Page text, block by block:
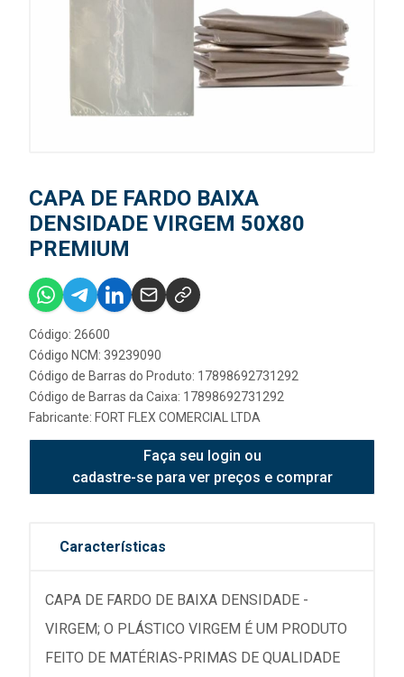
CAPA DE FARDO BAIXA
DENSIDADE VIRGEM 50X80
PREMIUM
Código: 26600
Código NCM: 39239090
Código de Barras do Produto: 17898692731292
Código de Barras da Caixa: 17898692731292
Fabricante: FORT FLEX COMERCIAL LTDA
Faça seu login ou
cadastre-se para ver preços e comprar
Características
CAPA DE FARDO DE BAIXA DENSIDADE -
VIRGEM; O PLÁSTICO VIRGEM É UM PRODUTO
FEITO DE MATÉRIAS-PRIMAS DE QUALIDADE